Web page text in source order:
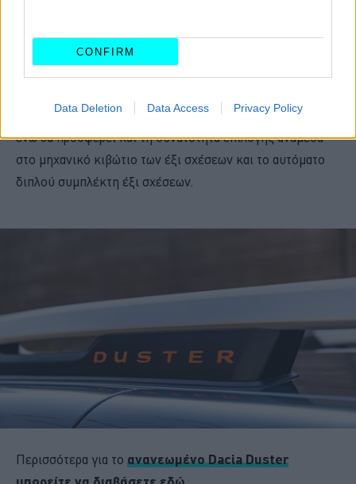
CONFIRM
Data Deletion Data Access Privacy Policy
προσφέρεται σε δικίνητες και τετρακίνητες εκδόσεις,
ενώ θα προσφέρει και τη δυνατότητα επιλογής ανάμεσα
στο μηχανικό κιβώτιο των έξι σχέσεων και το αυτόματο
διπλού συμπλέκτη έξι σχέσεων.
Περισσότερα για το ανανεωμένο Dacia Duster